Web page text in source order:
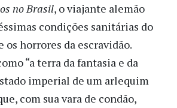
no Brasil, o viajante alemão
condições sanitárias do
os horrores da escravidão.
“a terra da fantasia e da
imperial de um arlequim
com sua vara de condão,